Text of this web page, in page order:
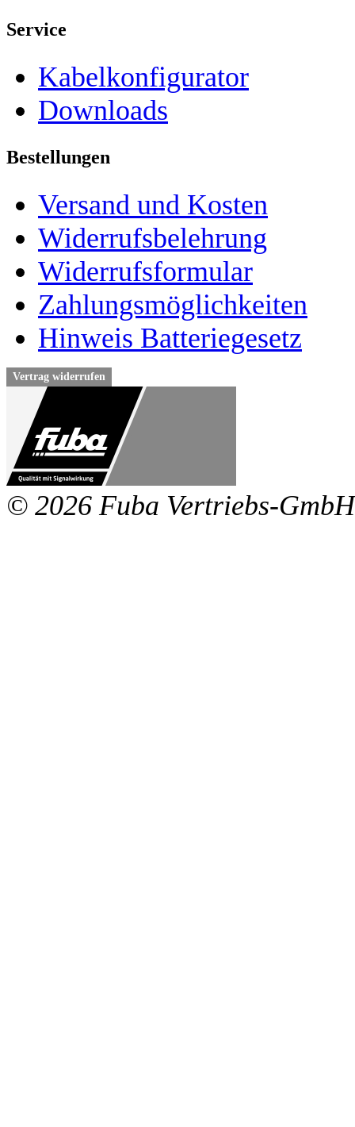
Service
Kabelkonfigurator
Downloads
Bestellungen
Versand und Kosten
Widerrufsbelehrung
Widerrufsformular
Zahlungsmöglichkeiten
Hinweis Batteriegesetz
Vertrag widerrufen
© 2026 Fuba Vertriebs-GmbH